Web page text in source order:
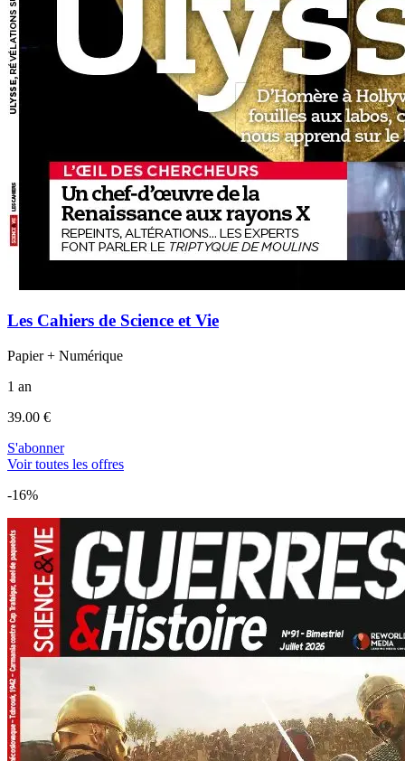
Les Cahiers de Science et Vie
Papier + Numérique
1 an
39.00 €
S'abonner
Voir toutes les offres
-16%